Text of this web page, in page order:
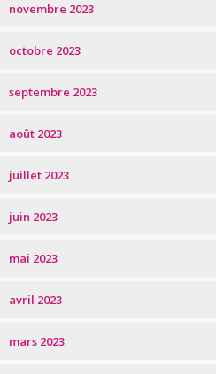
novembre 2023
octobre 2023
septembre 2023
août 2023
juillet 2023
juin 2023
mai 2023
avril 2023
mars 2023